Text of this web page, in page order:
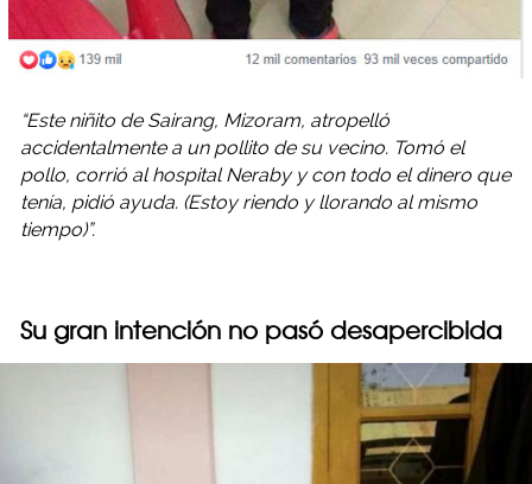
“Este niñito de Sairang, Mizoram, atropelló
accidentalmente a un pollito de su vecino. Tomó el
pollo, corrió al hospital Neraby y con todo el dinero que
tenía, pidió ayuda. (Estoy riendo y llorando al mismo
tiempo)”.
Su gran intención no pasó desapercibida